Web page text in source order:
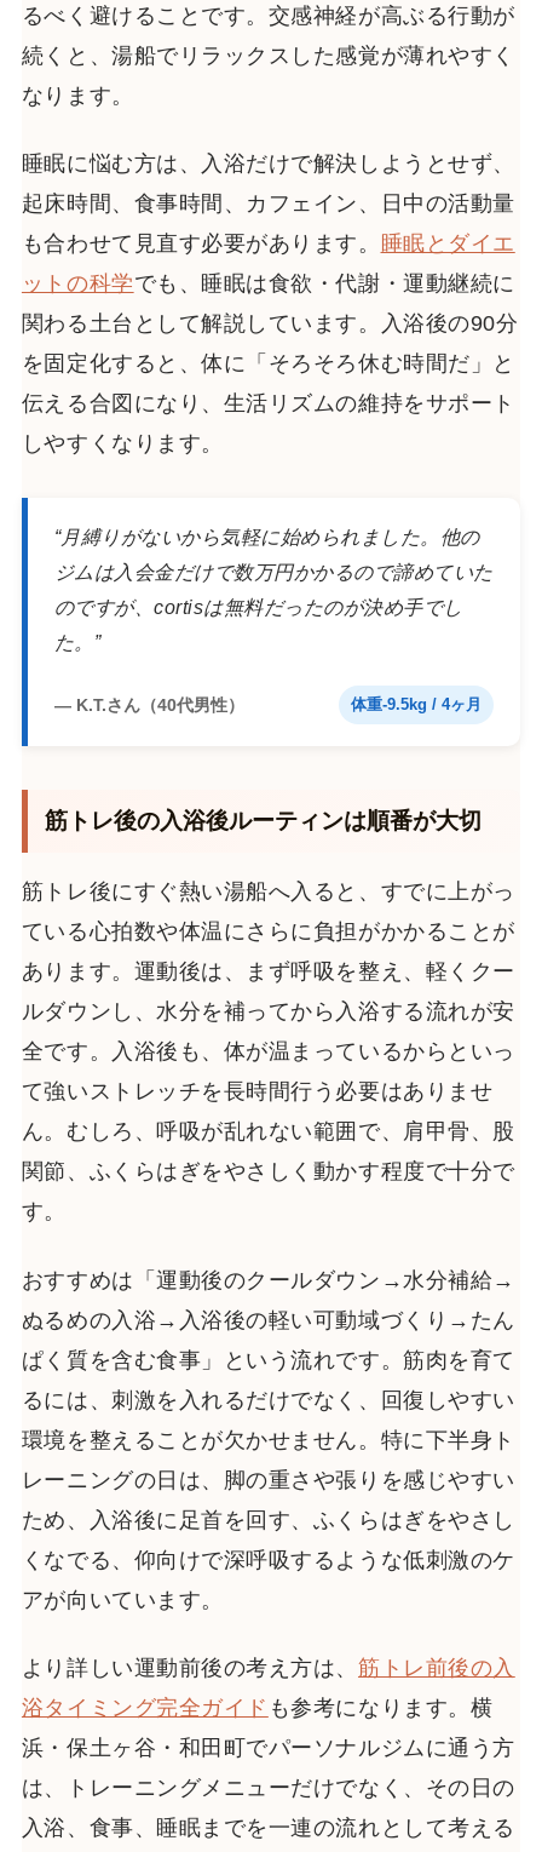
るべく避けることです。交感神経が高ぶる行動が
続くと、湯船でリラックスした感覚が薄れやすく
なります。
睡眠に悩む方は、入浴だけで解決しようとせず、
起床時間、食事時間、カフェイン、日中の活動量
も合わせて見直す必要があります。
睡眠とダイエ
ットの科学でも、睡眠は食欲・代謝・運動継続に
関わる土台として解説しています。入浴後の90分
を固定化すると、体に「そろそろ休む時間だ」と
伝える合図になり、生活リズムの維持をサポート
しやすくなります。
“月縛りがないから気軽に始められました。他の
ジムは入会金だけで数万円かかるので諦めていた
のですが、cortisは無料だったのが決め手でし
た。”
— K.T.さん（40代男性） 体重-9.5kg / 4ヶ月
筋トレ後の入浴後ルーティンは順番が大切
筋トレ後にすぐ熱い湯船へ入ると、すでに上がっ
ている心拍数や体温にさらに負担がかかることが
あります。運動後は、まず呼吸を整え、軽くクー
ルダウンし、水分を補ってから入浴する流れが安
全です。入浴後も、体が温まっているからといっ
て強いストレッチを長時間行う必要はありませ
ん。むしろ、呼吸が乱れない範囲で、肩甲骨、股
関節、ふくらはぎをやさしく動かす程度で十分で
す。
おすすめは「運動後のクールダウン→水分補給→
ぬるめの入浴→入浴後の軽い可動域づくり→たん
ぱく質を含む食事」という流れです。筋肉を育て
るには、刺激を入れるだけでなく、回復しやすい
環境を整えることが欠かせません。特に下半身ト
レーニングの日は、脚の重さや張りを感じやすい
ため、入浴後に足首を回す、ふくらはぎをやさし
くなでる、仰向けで深呼吸するような低刺激のケ
アが向いています。
より詳しい運動前後の考え方は、 筋トレ前後の入
浴タイミング完全ガイド も参考になります。横
浜・保土ヶ谷・和田町でパーソナルジムに通う方
は、トレーニングメニューだけでなく、その日の
入浴、食事、睡眠までを一連の流れとして考える